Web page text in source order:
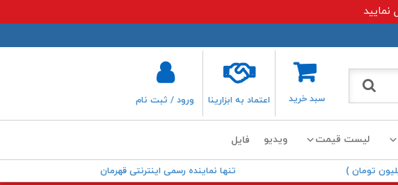
سبد خرید اعتماد به ابزارینا ورود / ثبت نام
لیست قیمت ویدیو فایل
تنها نماینده رسمی اینترنتی قهرمان